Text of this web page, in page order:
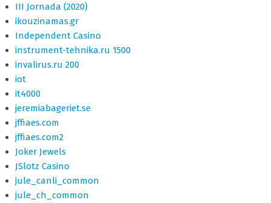
III Jornada (2020)
ikouzinamas.gr
Independent Casino
instrument-tehnika.ru 1500
invalirus.ru 200
iot
it4000
jeremiabageriet.se
jffiaes.com
jffiaes.com2
Joker Jewels
JSlotz Casino
jule_canli_common
jule_ch_common